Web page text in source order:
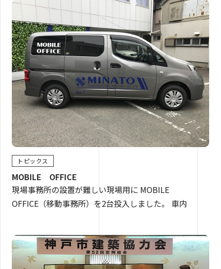
トピックス
MOBILE OFFICE
現場事務所の設置が難しい現場用に MOBILE
OFFICE（移動事務所）を2台投入しました。 車内